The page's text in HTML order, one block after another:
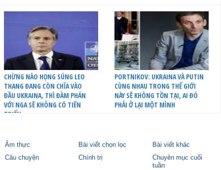
CHỪNG NÀO HỌNG SÚNG LEO
THANG ĐANG CÒN CHĨA VÀO
ĐẦU UKRAINA, THÌ ĐÀM PHÁN
VỚI NGA SẼ KHÔNG CÓ TIẾN
TRIỂN
PORTNIKOV: UKRAINA VÀ PUTIN
CÙNG NHAU TRONG THẾ GIỚI
NÀY SẼ KHÔNG TỒN TẠI, AI ĐÓ
PHẢI Ở LẠI MỘT MÌNH
Ẩm thực Bài viết chọn lọc
Bài viết khác
Câu chuyện
Chính trị
Chuyên mục cuối
tuần